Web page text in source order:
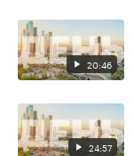
20:46
24:57